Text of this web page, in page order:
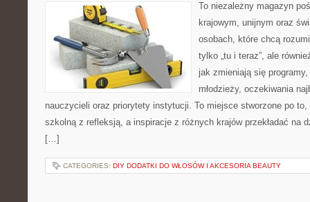
To niezależny magazyn
krajowym, unijnym oraz
osobach, które chcą
tylko „tu i teraz”, ale
jak zmieniają się
młodzieży, oczekiwania
nauczycieli oraz priorytety instytucji. To miejsce stworzone po to,
szkolną z refleksją, a inspiracje z różnych krajów przekładać na
[…]
CATEGORIES: DIY DODATKI DO WŁOSÓW I AKCESORIA BEAUTY